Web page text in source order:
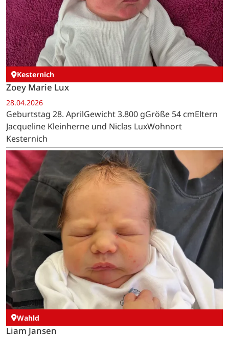
Kesternich
Zoey Marie Lux
28.04.2026
Geburtstag 28. AprilGewicht 3.800 gGröße 54 cmEltern
Jacqueline Kleinherne und Niclas LuxWohnort
Kesternich
Wahld
Liam Jansen